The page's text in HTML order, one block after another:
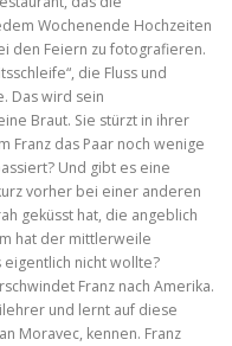
Wochenende Hochzeiten
den Feiern zu fotografieren.
die Fluss und
Das wird sein
Braut. Sie stürzt in ihrer
Franz das Paar noch wenige
Und gibt es eine
vorher bei einer anderen
geküsst hat, die angeblich
hat der mittlerweile
eigentlich nicht wollte?
Franz nach Amerika.
und lernt auf diese
Moravec, kennen. Franz